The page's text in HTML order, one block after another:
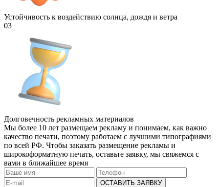
Устойчивость к воздействию солнца, дождя и ветра
03
Долговечность рекламных материалов
Мы более 10 лет размещаем рекламу и понимаем, как важно
качество печати, поэтому работаем с лучшими типографиями
по всей РФ. Чтобы заказать размещение рекламы и
широкоформатную печать, оставьте заявку, мы свяжемся с
вами в ближайшее время
ОСТАВИТЬ ЗАЯВКУ